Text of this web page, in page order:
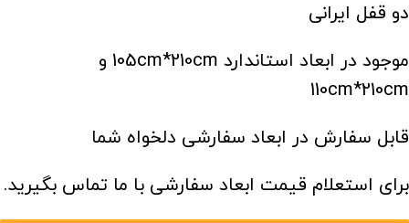
دو قفل ایرانی
موجود در ابعاد استاندارد 105cm*210cm و
110cm*210cm
قابل سفارش در ابعاد سفارشی دلخواه شما
برای استعلام قیمت ابعاد سفارشی با ما تماس بگیرید.